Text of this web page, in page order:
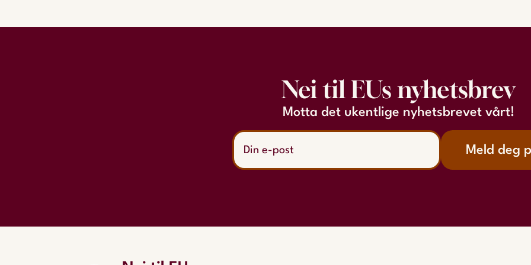
Nei til EUs nyhetsbrev
Motta det ukentlige nyhetsbrevet vårt!
Meld deg